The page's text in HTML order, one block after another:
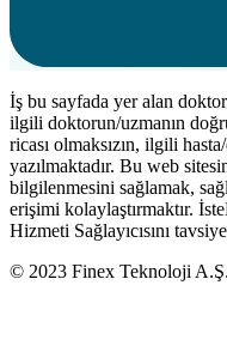
İş bu sayfada yer alan
ilgili doktorun/uzmanın
ricası olmaksızın, ilgili
yazılmaktadır. Bu web
bilgilenmesini sağlamak,
erişimi kolaylaştırmaktır.
Hizmeti Sağlayıcısını
© 2023 Finex Teknoloji A.Ş.